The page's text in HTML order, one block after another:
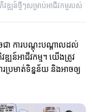
ឍន៍ថ្មីៗសម្រាប់អាជីវកម្មរបស់
ជា ការបណ្តុះបណ្តាលដល់
ឍន៍អាជីវកម្ម។ យើងត្រូវ
រមាត់ទិន្នន័យ និងអាចឲ្យ